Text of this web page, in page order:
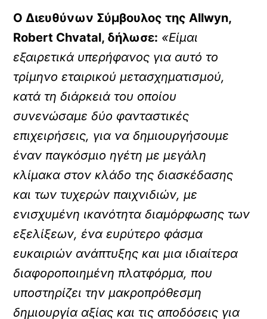
Ο Διευθύνων Σύμβουλος της Allwyn,
Robert Chvatal, δήλωσε: «Είμαι
εξαιρετικά υπερήφανος για αυτό το
τρίμηνο εταιρικού μετασχηματισμού,
κατά τη διάρκειά του οποίου
συνενώσαμε δύο φανταστικές
επιχειρήσεις, για να δημιουργήσουμε
έναν παγκόσμιο ηγέτη με μεγάλη
κλίμακα στον κλάδο της διασκέδασης
και των τυχερών παιχνιδιών, με
ενισχυμένη ικανότητα διαμόρφωσης των
εξελίξεων, ένα ευρύτερο φάσμα
ευκαιριών ανάπτυξης και μια ιδιαίτερα
διαφοροποιημένη πλατφόρμα, που
υποστηρίζει την μακροπρόθεσμη
δημιουργία αξίας και τις αποδόσεις για